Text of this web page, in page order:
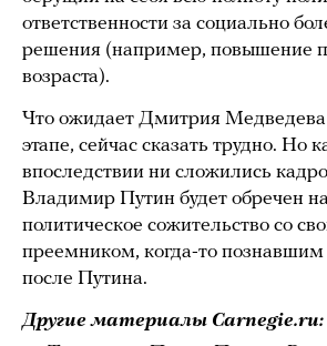
ответственности за социально
решения (например, повышение
возраста).
Что ожидает Дмитрия
этапе, сейчас сказать трудно. Но
впоследствии ни сложились
Владимир Путин будет обречен
политическое сожительство со
преемником, когда-то познавшим
после Путина.
Другие материалы Carnegie.ru: